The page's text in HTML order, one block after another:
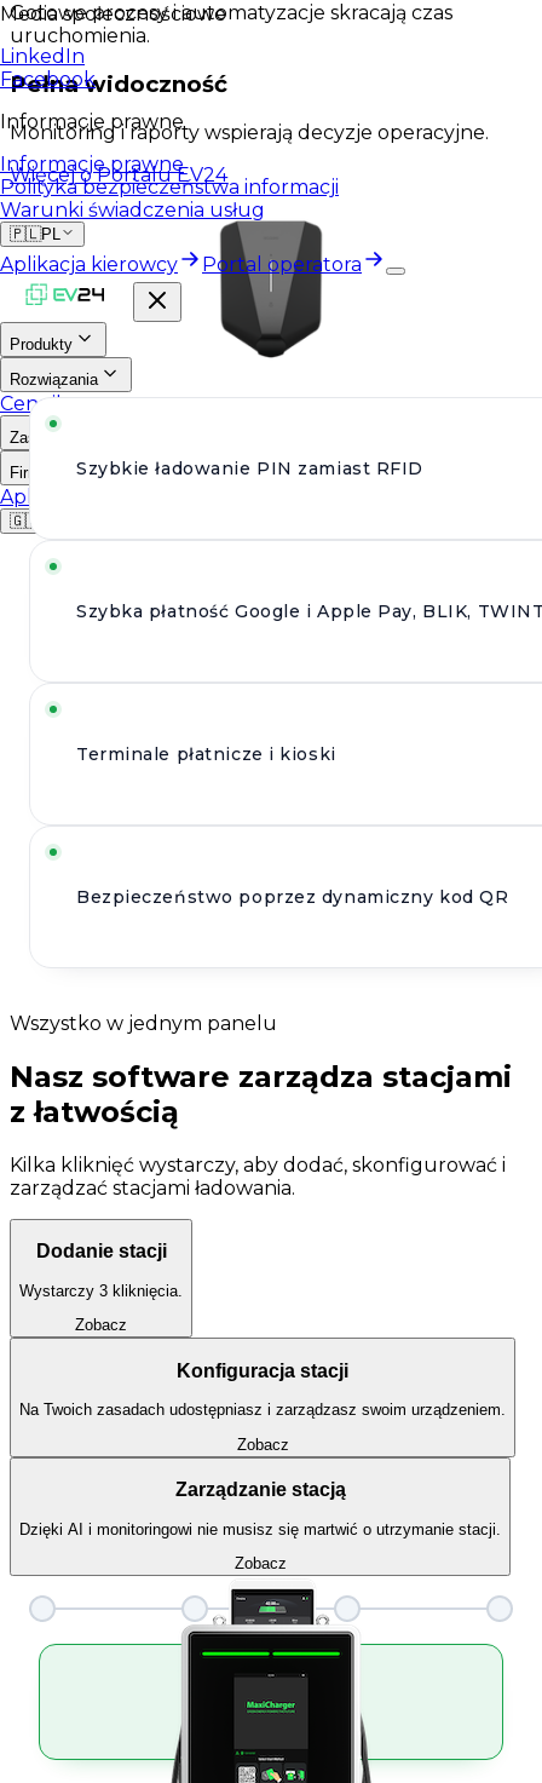
Media społecznościowe
LinkedIn
Facebook
Informacje prawne
Informacje prawne
Polityka bezpieczeństwa informacji
Warunki świadczenia usług
🇵🇱PL
Aplikacja kierowcy Portal operatora
Produkty
Rozwiązania
Cennik
Zasoby
Firma
Aplikacja kierowcy
🇬🇧
Gotowe procesy i automatyzacje skracają czas
uruchomienia.
Pełna widoczność
Monitoring i raporty wspierają decyzje operacyjne.
Więcej o Portalu EV24
Szybkie ładowanie PIN zamiast RFID
Szybka płatność Google i Apple Pay, BLIK,
Terminale płatnicze i kioski
Bezpieczeństwo poprzez dynamiczny kod QR
Wszystko w jednym panelu
Nasz software zarządza stacjami
z łatwością
Kilka kliknięć wystarczy, aby dodać, skonfigurować i
zarządzać stacjami ładowania.
Dodanie stacji
Wystarczy 3 kliknięcia.
Zobacz
Konfiguracja stacji
Na Twoich zasadach udostępniasz i zarządzasz swoim urządzeniem.
Zobacz
Zarządzanie stacją
Dzięki AI i monitoringowi nie musisz się martwić o utrzymanie stacji.
Zobacz